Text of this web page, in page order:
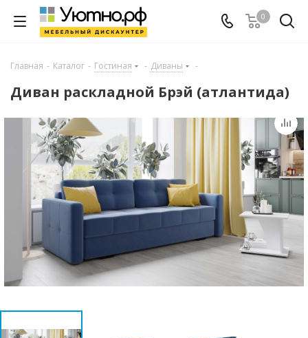
0
Главная - Каталог - Гостиная - Диваны -
Диван раскладной Брэй (атлантида)